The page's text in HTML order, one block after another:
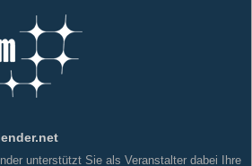
unterstützt Sie als Veranstalter dabei Ihre